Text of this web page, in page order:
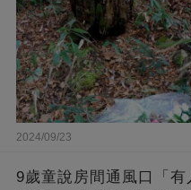
2024/09/23
9歲童說房間通風口「